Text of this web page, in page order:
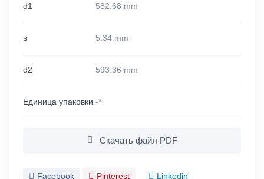
d1 582.68 mm
s 5.34 mm
d2 593.36 mm
Единица упаковки -*
Скачать файл PDF
Facebook Pinterest Linkedin